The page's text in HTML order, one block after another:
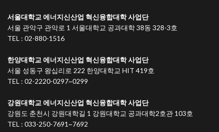
서울대학교 에너지신산업 혁신융합대학 사업단
서울 관악구 관악로 1 서울대학교 공과대학 38동 328-3호
TEL : 02-880-1516
한양대학교 에너지신산업 혁신융합대학 사업단
서울 성동구 왕십리로 222 한양대학교 HIT 419호
TEL : 02-2220-0297~0299
강원대학교 에너지신산업 혁신융합대학 사업단
강원도 춘천시 강원대학길 1 강원대학교 공과대학2호관 103호
TEL : 033-250-7691~7692